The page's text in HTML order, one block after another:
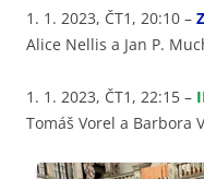
1. 1. 2023, ČT1, 20:10 –
Alice Nellis a Jan P.
1. 1. 2023, ČT1, 22:15 –
Tomáš Vorel a Barbora